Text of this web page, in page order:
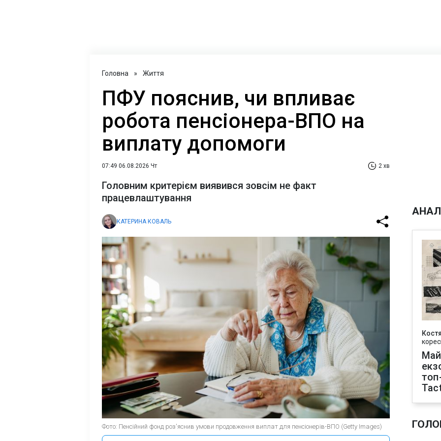
Головна » Життя
ПФУ пояснив, чи впливає
робота пенсіонера-ВПО на
виплату допомоги
07:49 06.08.2026 Чт 2 хв
Головним критерієм виявився зовсім не факт
працевлаштування
КАТЕРИНА КОВАЛЬ
Фото: Пенсійний фонд роз'яснив умови продовження виплат для пенсіонерів-ВПО (Getty Images)